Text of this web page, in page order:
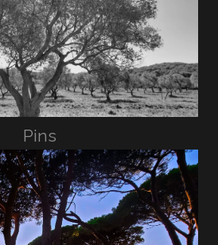
Pins